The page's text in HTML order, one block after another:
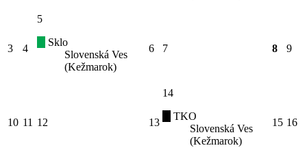
3 4
5
Sklo
Slovenská Ves
(Kežmarok)
6 7 8 9
10 11 12 13
14
TKO
Slovenská Ves
(Kežmarok)
15 16